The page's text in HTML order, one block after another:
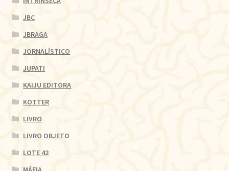
JBC
JBRAGA
JORNALÍSTICO
JUPATI
KAIJU EDITORA
KOTTER
LIVRO
LIVRO OBJETO
LOTE 42